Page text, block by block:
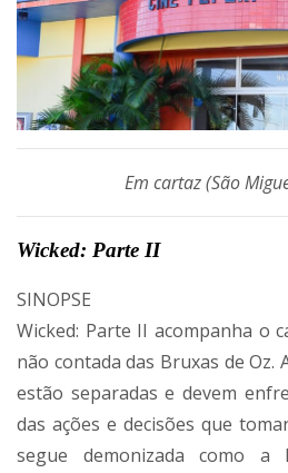
Em cartaz (São
Wicked: Parte II
SINOPSE
Wicked: Parte II acompanha o
não contada das Bruxas de Oz.
estão separadas e devem
das ações e decisões que
segue demonizada como